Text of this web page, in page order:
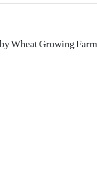
Wheat Growing